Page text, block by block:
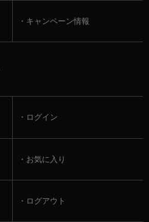
キャンペーン情報
ログイン
お気に入り
ログアウト